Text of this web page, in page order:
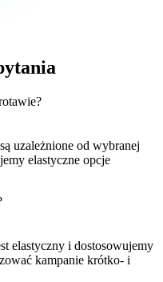
uzależnione od wybranej
elastyczne opcje
elastyczny i dostosowujemy
kampanie krótko- i